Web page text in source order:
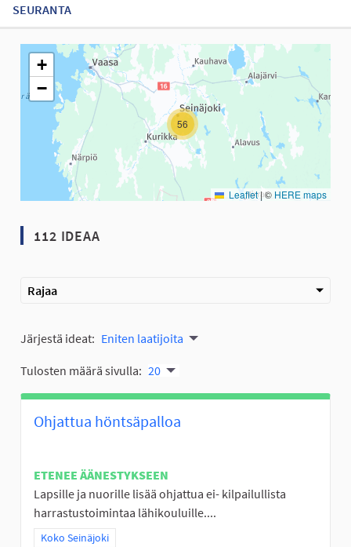
SEURANTA
Seuraavassa elementissä on kartta, joka esittää tämän
56
+
−
Leaflet |© HERE maps
112 IDEAA
Rajaa
Järjestä ideat: Eniten laatijoita
Tulosten määrä sivulla: 20
Ohjattua höntsäpalloa
ETENEE ÄÄNESTYKSEEN
Lapsille ja nuorille lisää ohjattua ei- kilpailullista
harrastustoimintaa lähikouluille....
Rajaa tulokset teeman mukaan: Koko Seinäjoki
Koko Seinäjoki